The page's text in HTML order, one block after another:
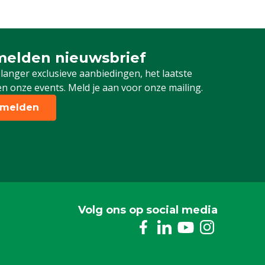
nieuwsbrief
exclusieve aanbiedingen, het laatste
onze events. Meld je aan voor onze mailing.
in voor onze nieuwsbrief
Volg ons op social media